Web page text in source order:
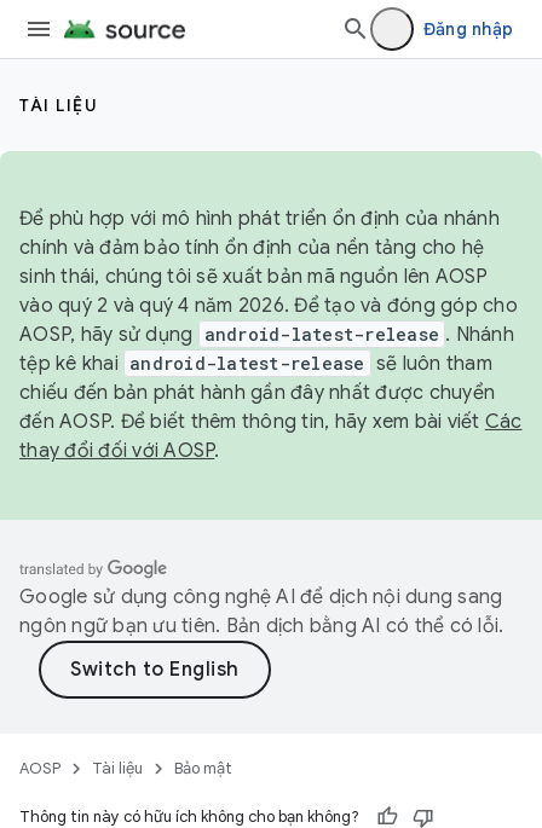
Đăng nhập
TÀI LIỆU
Để phù hợp với mô hình phát triển ổn định của nhánh
chính và đảm bảo tính ổn định của nền tảng cho hệ
sinh thái, chúng tôi sẽ xuất bản mã nguồn lên AOSP
vào quý 2 và quý 4 năm 2026. Để tạo và đóng góp cho
AOSP, hãy sử dụng
android-latest-release . Nhánh
tệp kê khai android-latest-release sẽ luôn tham
chiếu đến bản phát hành gần đây nhất được chuyển
đến AOSP. Để biết thêm thông tin, hãy xem bài viết Các
thay đổi đối với AOSP.
Google sử dụng công nghệ AI để dịch nội dung sang
ngôn ngữ bạn ưu tiên. Bản dịch bằng AI có thể có lỗi.
AOSP Tài liệu Bảo mật
Thông tin này có hữu ích không cho bạn không?